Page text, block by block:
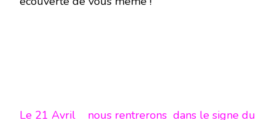
Le 21 Avril nous rentrerons dans le signe du